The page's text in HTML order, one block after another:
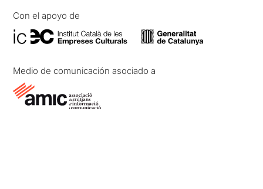
Con el apoyo de
Medio de comunicación asociado a